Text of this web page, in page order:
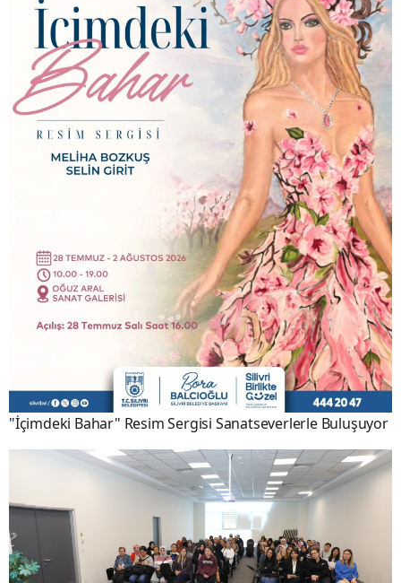
"İçimdeki Bahar" Resim Sergisi Sanatseverlerle Buluşuyor